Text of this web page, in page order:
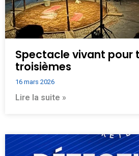
Spectacle vivant pour
troisièmes
16 mars 2026
Lire la suite »